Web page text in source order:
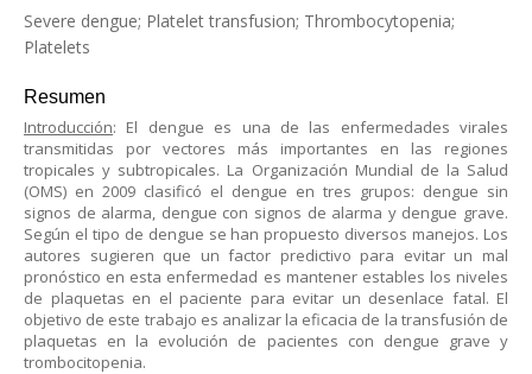
Severe dengue; Platelet transfusion; Thrombocytopenia;
Platelets
Resumen
Introducción: El dengue es una de las enfermedades virales
transmitidas por vectores más importantes en las regiones
tropicales y subtropicales. La Organización Mundial de la Salud
(OMS) en 2009 clasificó el dengue en tres grupos: dengue sin
signos de alarma, dengue con signos de alarma y dengue grave.
Según el tipo de dengue se han propuesto diversos manejos. Los
autores sugieren que un factor predictivo para evitar un mal
pronóstico en esta enfermedad es mantener estables los niveles
de plaquetas en el paciente para evitar un desenlace fatal. El
objetivo de este trabajo es analizar la eficacia de la transfusión de
plaquetas en la evolución de pacientes con dengue grave y
trombocitopenia.